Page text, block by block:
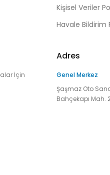
Kişisel Veriler
Havale Bildirim
İçin
Adres
Genel Merkez
Şaşmaz Oto
Bahçekapı Mah.